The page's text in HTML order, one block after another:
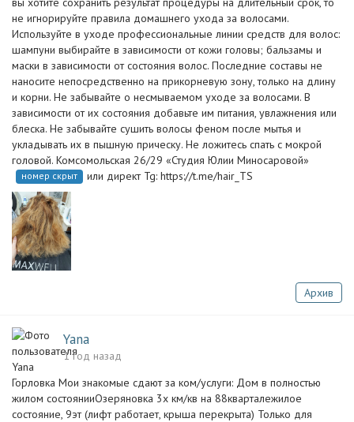
не игнорируйте правила домашнего ухода за волосами.
Используйте в уходе профессиональные линии средств для волос:
шампуни выбирайте в зависимости от кожи головы; бальзамы и
маски в зависимости от состояния волос. Последние составы не
наносите непосредственно на прикорневую зону, только на длину
и корни. Не забывайте о несмываемом уходе за волосами. В
зависимости от их состояния добавьте им питания, увлажнения или
блеска. Не забывайте сушить волосы феном после мытья и
укладывать их в пышную прическу. Не ложитесь спать с мокрой
головой. Комсомольская 26/29 «Студия Юлии Миносаровой»
номер скрыт или директ Tg: https://t.me/hair_TS
Архив
Yana
1 год назад
Горловка Мои знакомые сдают за ком/услуги: Дом в полностью
жилом состоянииОзеряновка 3х км/кв на 88кварталежилое
состояние, 9эт (лифт работает, крыша перекрыта) Только для